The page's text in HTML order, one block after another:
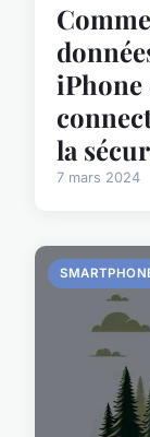
iPhone
la
7 mars 2024